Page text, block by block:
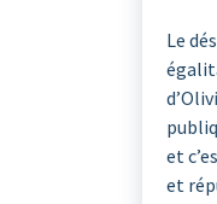
Le
et
et